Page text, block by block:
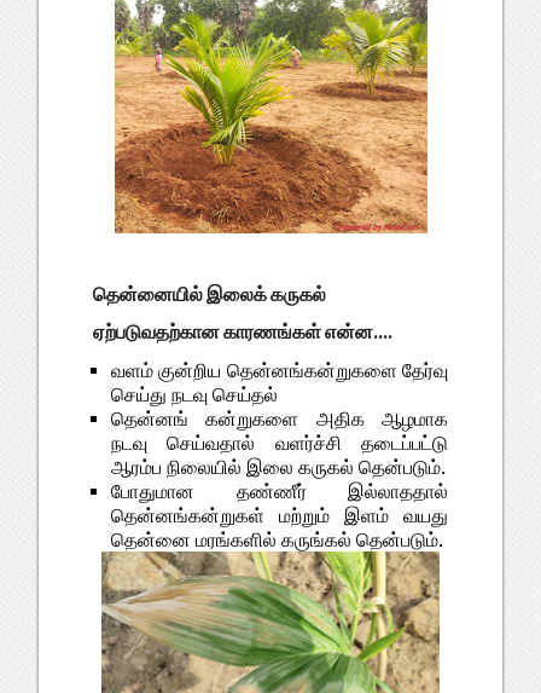
தென்னையில் இலைக் கருகல்
ஏற்படுவதற்கான காரணங்கள் என்ன....
வளம் குன்றிய தென்னங்கன்றுகளை தேர்வு
செய்து நடவு செய்தல்
தென்னங் கன்றுகளை அதிக ஆழமாக
நடவு செய்வதால் வளர்ச்சி தடைப்பட்டு
ஆரம்ப நிலையில் இலை கருகல் தென்படும்.
போதுமான தண்ணீர் இல்லாததால்
தென்னங்கன்றுகள் மற்றும் இளம் வயது
தென்னை மரங்களில் கருங்கல் தென்படும்.